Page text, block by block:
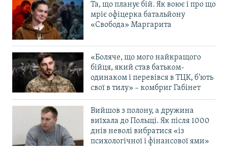
Та, що планує бій. Як воює і про що
мріє офіцерка батальйону
«Свобода» Маргарита
«Боляче, що мого найкращого
бійця, який став батьком-
одинаком і перевівся в ТЦК, б’ють
свої в тилу» – комбриг Габінет
Вийшов з полону, а дружина
виїхала до Польщі. Як після 1000
днів неволі вибратися «із
психологічної і фінансової ями»